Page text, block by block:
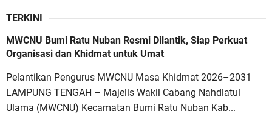
TERKINI
MWCNU Bumi Ratu Nuban Resmi Dilantik, Siap Perkuat
Organisasi dan Khidmat untuk Umat
Pelantikan Pengurus MWCNU Masa Khidmat 2026–2031
LAMPUNG TENGAH – Majelis Wakil Cabang Nahdlatul
Ulama (MWCNU) Kecamatan Bumi Ratu Nuban Kab...